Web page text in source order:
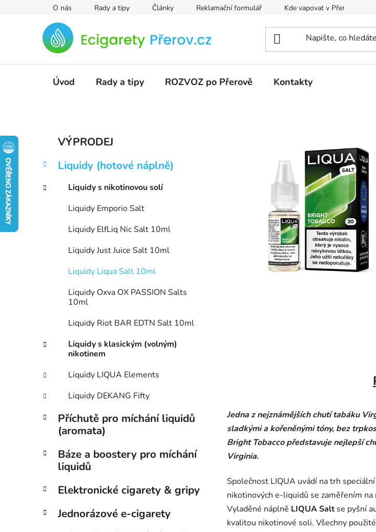
O nás Rady a tipy Články Reklamační formulář Kde vapovat v Přerově?
Úvod Rady a tipy ROZVOZ po Přerově Kontakty
s
r
Přeskočit
kategorie
e
o
VÝPRODEJ
Liquidy (hotové náplně)
Liquidy s nikotinovou solí
Liquidy Emporio Salt
Liquidy ElfLiq Nic Salt 10ml
Liquidy Just Juice Salt 10ml
Liquidy Liqua Salt 10ml
Liquidy Oxva OX PASSION Salts
10ml
Liquidy Riot BAR EDTN Salt 10ml
Liquidy s klasickým (volným)
nikotinem
Liquidy LIQUA Elements
Liquidy DEKANG Fifty
Příchutě pro míchání liquidů
(aromata)
Báze a boostery pro míchání
liquidů
Elektronické cigarety & gripy
Jednorázové e-cigarety
Jedna z nejznámějších chutí tabáku
sladkými a kořeněnými tóny, bez
Bright Tobacco představuje nejlepší
Virginia.
Společnost LIQUA uvádí na trh
nikotinových e-liquidů se zaměřením
Vyladěné náplně LIQUA Saltse pyšní
kvalitou nikotinové soli. Všechny